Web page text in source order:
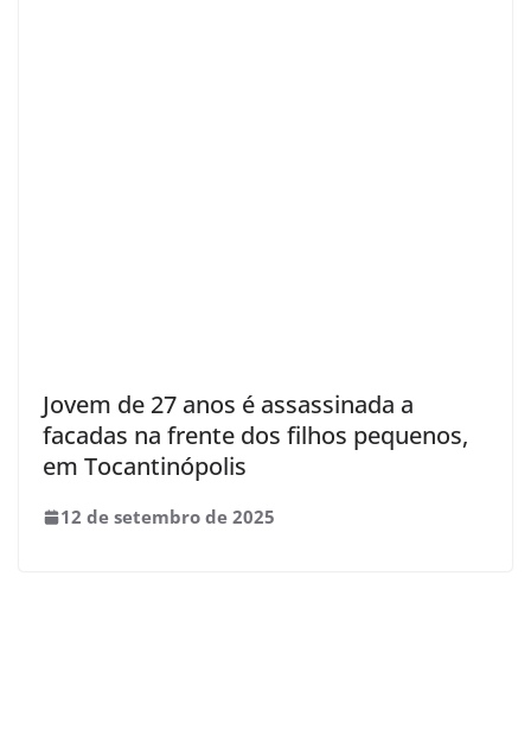
Jovem de 27 anos é assassinada a
facadas na frente dos filhos pequenos,
em Tocantinópolis
12 de setembro de 2025